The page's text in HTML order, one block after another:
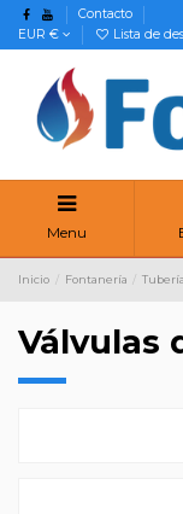
Contacto
EUR €
Lista de
Menu
Inicio Fontanería
Válvulas